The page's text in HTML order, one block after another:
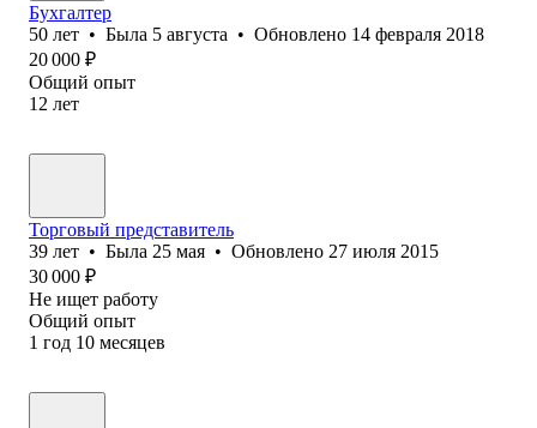
Бухгалтер
50 лет • Была 5 августа • Обновлено 14 февраля 2018
20 000 ₽
Общий опыт
12 лет
Торговый представитель
39 лет • Была 25 мая • Обновлено 27 июля 2015
30 000 ₽
Не ищет работу
Общий опыт
1 год 10 месяцев